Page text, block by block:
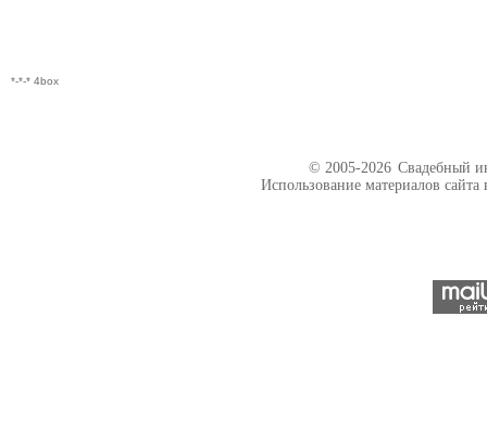
*-*-* 4box
© 2005-2026 Свадебный
Использование материалов